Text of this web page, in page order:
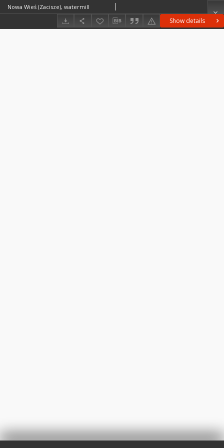
Show details
Nowa Wieś (Zacisze), watermill